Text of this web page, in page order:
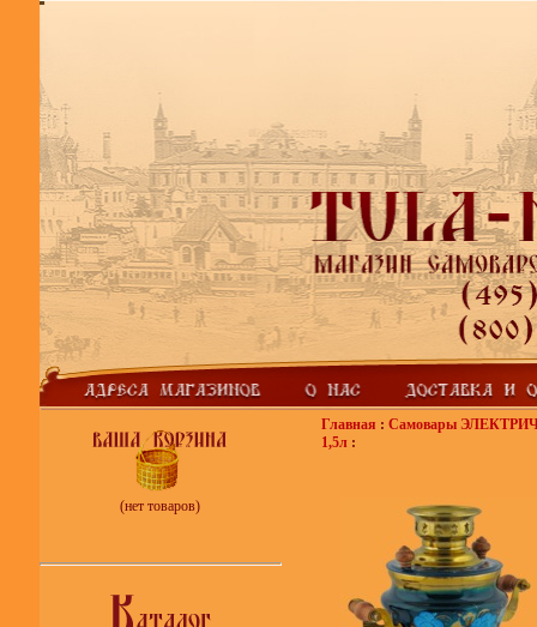
(нет товаров)
Главная : Самовары
1,5л :